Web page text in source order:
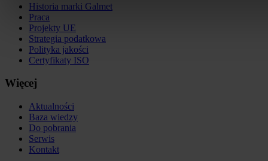
Historia marki Galmet
Praca
Projekty UE
Strategia podatkowa
Polityka jakości
Certyfikaty ISO
Więcej
Aktualności
Baza wiedzy
Do pobrania
Serwis
Kontakt